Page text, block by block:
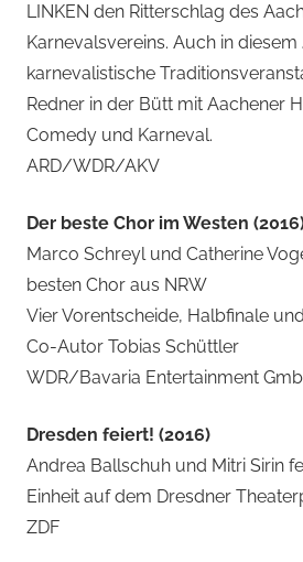
LINKEN den Ritterschlag des
Karnevalsvereins. Auch in
karnevalistische
Redner in der Bütt mit Aachener
Comedy und Karneval.
ARD/WDR/AKV
Der beste Chor im Westen
Marco Schreyl und Catherine
besten Chor aus NRW
Vier Vorentscheide, Halbfinale
Co-Autor Tobias Schüttler
WDR/Bavaria Entertainment
Dresden feiert! (2016)
Andrea Ballschuh und Mitri Sirin
Einheit auf dem Dresdner
ZDF